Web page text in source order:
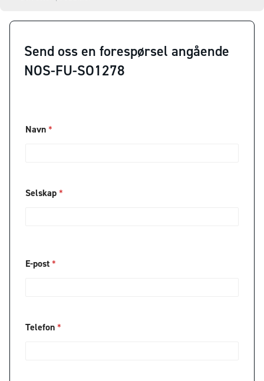
Send oss en forespørsel angående
NOS-FU-SO1278
Navn *
Selskap *
E-post *
Telefon *